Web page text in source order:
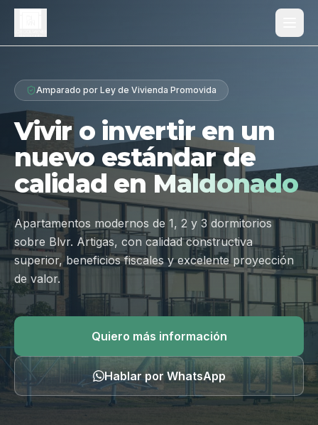
Proyecto
Diferenciales
Tipologías
Galería
Ubicación
Contacto
Hablar por WhatsApp
Amparado por Ley de Vivienda Promovida
Vivir o invertir en un
nuevo estándar de
calidad en Maldonado
Apartamentos modernos de 1, 2 y 3 dormitorios
sobre Blvr. Artigas, con calidad constructiva
superior, beneficios fiscales y excelente proyección
de valor.
Quiero más información
Hablar por WhatsApp